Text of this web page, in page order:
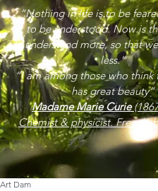
“Nothing in life is to be
to be understood. Now is
understand more, so that
less.”
“I am among those who think
has great beauty”
Madame Marie Curie
Chemist & physicist. French,
Art Dam